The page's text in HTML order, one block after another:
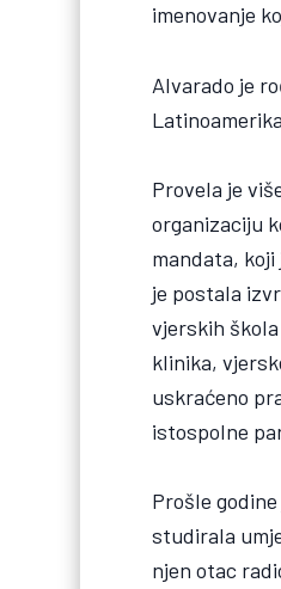
imenovanje
Alvarado je
Provela je
organizaciju
mandata,
je postala
vjerskih
klinika,
uskraćeno
istospolne
Prošle
studirala
njen otac